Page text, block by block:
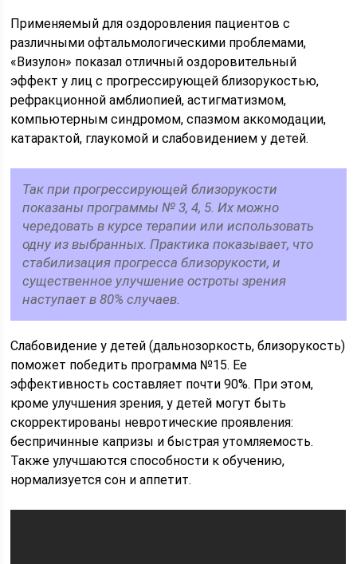
Применяемый для оздоровления пациентов с
различными офтальмологическими проблемами,
«Визулон» показал отличный оздоровительный
эффект у лиц с прогрессирующей близорукостью,
рефракционной амблиопией, астигматизмом,
компьютерным синдромом, спазмом аккомодации,
катарактой, глаукомой и слабовидением у детей.
Так при прогрессирующей близорукости
показаны программы № 3, 4, 5. Их можно
чередовать в курсе терапии или использовать
одну из выбранных. Практика показывает, что
стабилизация прогресса близорукости, и
существенное улучшение остроты зрения
наступает в 80% случаев.
Слабовидение у детей (дальнозоркость, близорукость)
поможет победить программа №15. Ее
эффективность составляет почти 90%. При этом,
кроме улучшения зрения, у детей могут быть
скорректированы невротические проявления:
беспричинные капризы и быстрая утомляемость.
Также улучшаются способности к обучению,
нормализуется сон и аппетит.